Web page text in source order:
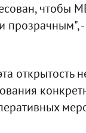
чтобы
прозрачным", -
открытость